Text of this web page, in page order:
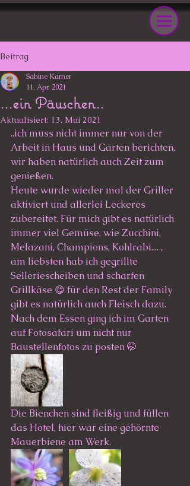
Beitrag
...ein Päuschen..
Sabine Karner
11. Apr. 2021
Aktualisiert: 13. Mai 2021
..ich muss nicht immer nur von der
Arbeit in Haus und Garten berichten,
wir haben natürlich auch Zeit zum
genießen.
Heute wurde wieder mal der Griller
aktiviert und allerlei Leckeres
zubereitet. Für mich gibt es natürlich
immer viel Gemüse, wie Zucchini,
Melazani, Champions, Kohlrabi.... ,
am liebsten hab ich gegrillte
Selleriescheiben und scharfen
Grillkäse 😋 für den Rest der Family
gibt es natürlich auch Fleisch dazu.
Nach dem Essen ging ich im Garten
auf Fotosafari um nicht nur
Baustellenfotos zu posten 🤭
Die Bienchen sind fleißig und füllen
das Hotel, hier war eine gehörnte
Mauerbiene am Werk.